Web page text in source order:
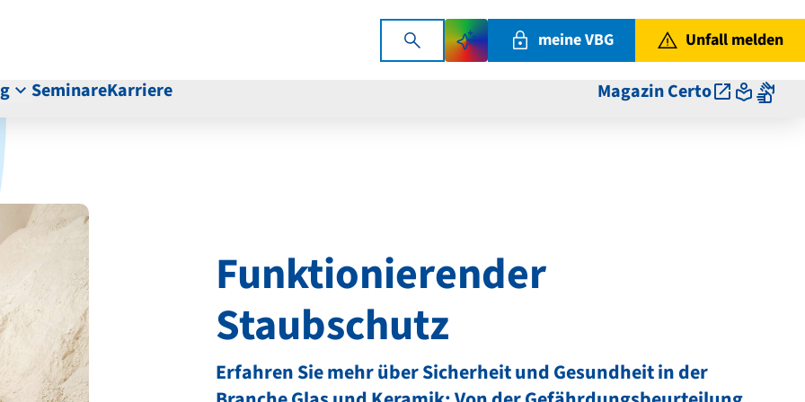
meine VBG Unfall melden
SeminareKarriere Magazin Certo
Funktionierender
Staubschutz
Erfahren Sie mehr über Sicherheit und Gesundheit in der